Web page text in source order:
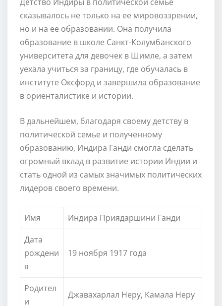
сказывалось не только на ее мировоззрении,
но и на ее образовании. Она получила
образование в школе Санкт-Колумбанского
университета для девочек в Шимле, а затем
уехала учиться за границу, где обучалась в
институте Оксфорд и завершила образование
в ориенталистике и истории.
В дальнейшем, благодаря своему детству в
политической семье и полученному
образованию, Индира Ганди смогла сделать
огромный вклад в развитие истории Индии и
стать одной из самых значимых политических
лидеров своего времени.
Имя
Индира Приядаршини Ганди
Дата
рождени
я
19 ноября 1917 года
Родител
и
Джавахарлал Неру, Камала Неру